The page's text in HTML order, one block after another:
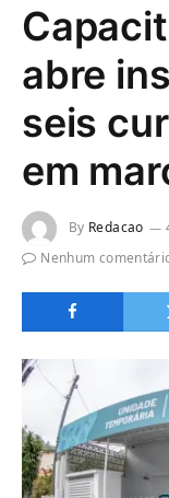
abre
seis
em
By Redacao
Nenhum